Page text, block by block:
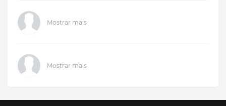
Mostrar mais
Mostrar mais